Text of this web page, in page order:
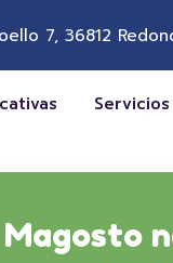
7, 36812
Servicios
Magosto